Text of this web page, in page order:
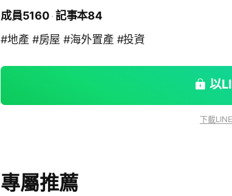
成員5160 記事本84
#地產 #房屋 #海外置產 #投資
以
下載
專屬推薦